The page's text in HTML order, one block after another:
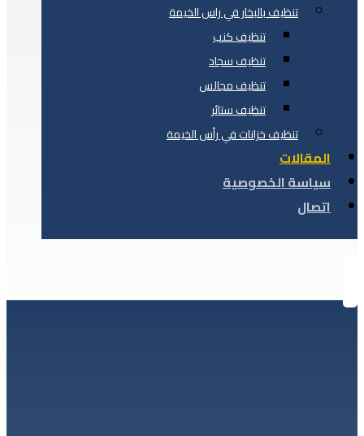
تنظيف بالبخار في راس الخيمة
تنظيف كنب
تنظيف سجاد
تنظيف مجالس
تنظيف ستائر
تنظيف خزانات في رأس الخيمة
المقالات
سياسة الخصوصية
اتصال